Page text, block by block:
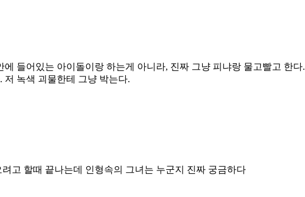
에 들어있는 아이돌이랑 하는게 아니라, 진짜 그냥 피냐랑 물고빨고 한다.
저 녹색 괴물한테 그냥 박는다.
고 할때 끝나는데 인형속의 그녀는 누군지 진짜 궁금하다